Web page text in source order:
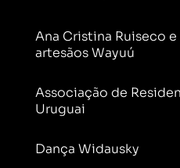
Ana Cristina Ruiseco
artesãos Wayuú
Associação de
Uruguai
Dança Widausky